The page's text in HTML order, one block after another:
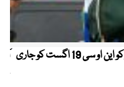
کیریبین پریمیئر لیگ ، قومی کرکٹرز کو این او سی 19 اگست کو جاری